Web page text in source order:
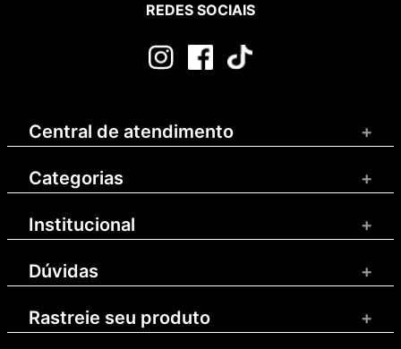
REDES SOCIAIS
Central de atendimento +
Categorias +
Institucional +
Dúvidas +
Rastreie seu produto +